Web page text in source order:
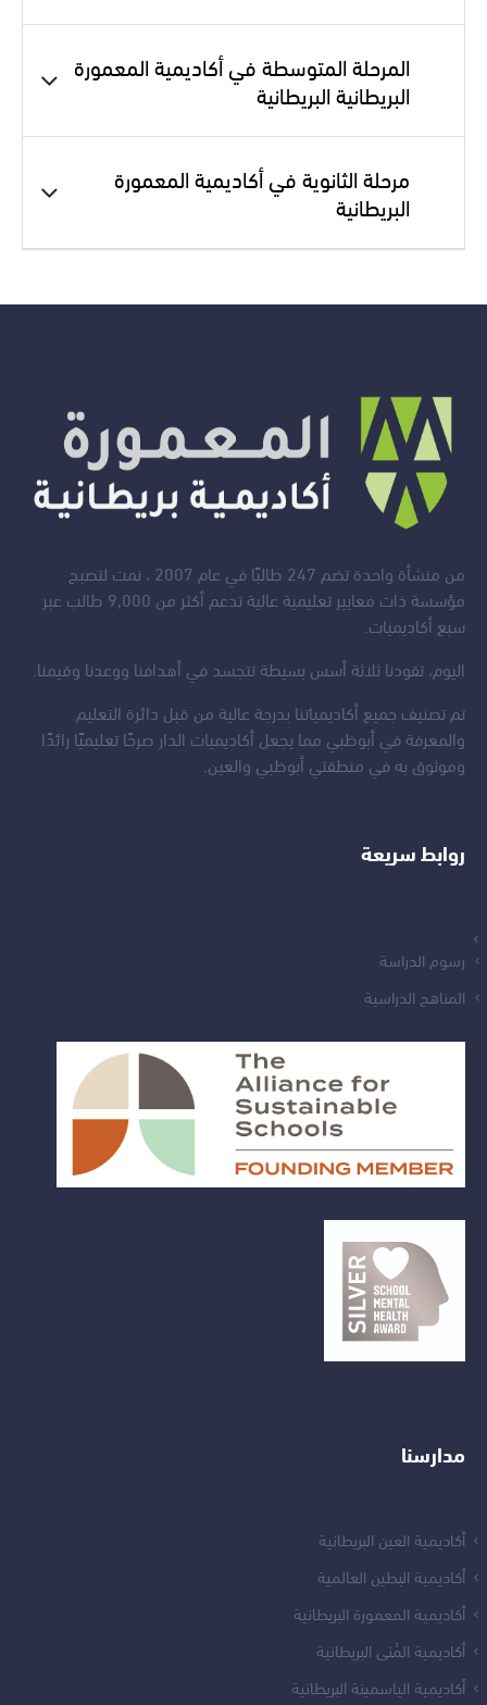
المرحلة المتوسطة في أكاديمية المعمورة
البريطانية البريطانية
مرحلة الثانوية في أكاديمية المعمورة
البريطانية
من منشأة واحدة تضم 247 طالبًا في عام 2007 ، نمت لتصبح
مؤسسة ذات معايير تعليمية عالية تدعم أكثر من 9,000 طالب عبر
سبع أكاديميات.
اليوم، تقودنا ثلاثة أسس بسيطة تتجسد في أهدافنا ووعدنا وقيمنا.
تم تصنيف جميع أكاديمياتنا بدرجة عالية من قبل دائرة التعليم
والمعرفة في أبوظبي مما يجعل أكاديميات الدار صرحًا تعليميًا رائدًا
وموثوق به في منطقتي أبوظبي والعين.
روابط سريعة
رسوم الدراسة
المناهج الدراسية
مدارسنا
أكاديمية العين البريطانية
أكاديمية البطين العالمية
أكاديمية المعمورة البريطانية
أكاديمية المُنى البريطانية
أكاديمية الياسمينة البريطانية